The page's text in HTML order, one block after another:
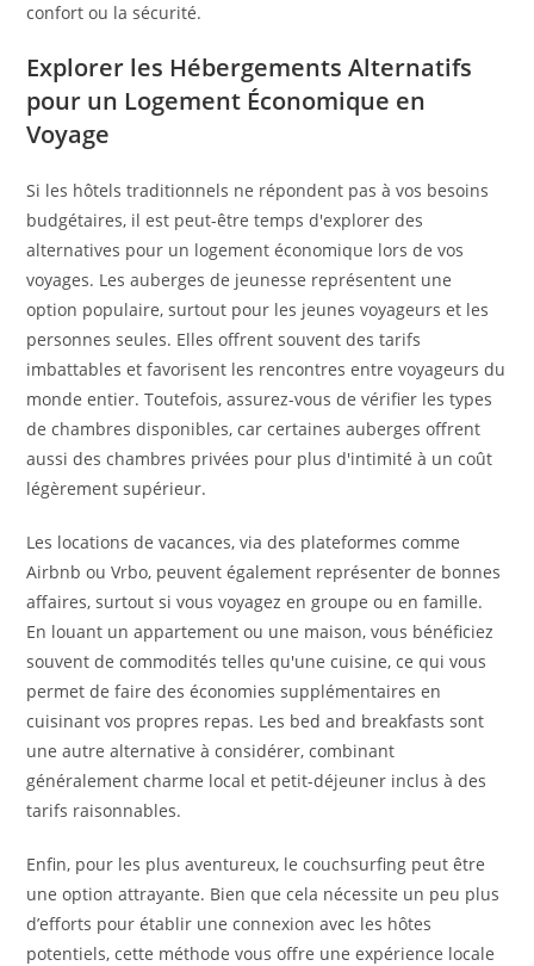
confort ou la sécurité.
Explorer les Hébergements Alternatifs
pour un Logement Économique en
Voyage
Si les hôtels traditionnels ne répondent pas à vos besoins
budgétaires, il est peut-être temps d'explorer des
alternatives pour un logement économique lors de vos
voyages. Les auberges de jeunesse représentent une
option populaire, surtout pour les jeunes voyageurs et les
personnes seules. Elles offrent souvent des tarifs
imbattables et favorisent les rencontres entre voyageurs du
monde entier. Toutefois, assurez-vous de vérifier les types
de chambres disponibles, car certaines auberges offrent
aussi des chambres privées pour plus d'intimité à un coût
légèrement supérieur.
Les locations de vacances, via des plateformes comme
Airbnb ou Vrbo, peuvent également représenter de bonnes
affaires, surtout si vous voyagez en groupe ou en famille.
En louant un appartement ou une maison, vous bénéficiez
souvent de commodités telles qu'une cuisine, ce qui vous
permet de faire des économies supplémentaires en
cuisinant vos propres repas. Les bed and breakfasts sont
une autre alternative à considérer, combinant
généralement charme local et petit-déjeuner inclus à des
tarifs raisonnables.
Enfin, pour les plus aventureux, le couchsurfing peut être
une option attrayante. Bien que cela nécessite un peu plus
d’efforts pour établir une connexion avec les hôtes
potentiels, cette méthode vous offre une expérience locale